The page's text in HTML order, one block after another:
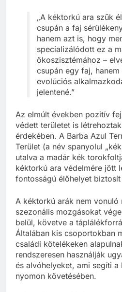
„A kéktorkú ara szűk
csupán a faj
hanem azt is, hogy
specializálódott ez a
ökoszisztémához –
csupán egy faj,
evolúciós
jelentené.”
Az elmúlt években pozitív
védett területet is
érdekében. A Barba Azul
Terület (a név spanyolul
utalva a madár kék
kéktorkú ara védelmére jött
fontosságú élőhelyet
A kéktorkú arák nem vonuló
szezonális mozgásokat
belül, követve a
Általában kis csoportokban
családi kötelékeken
rendszeresen használják
és alvóhelyeket, ami segíti
nyomon követésében.